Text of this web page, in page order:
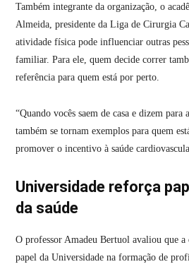
Também integrante da organização, o
Almeida, presidente da Liga de Cirurgia
atividade física pode influenciar outras
familiar. Para ele, quem decide correr
referência para quem está por perto.
“Quando vocês saem de casa e dizem
também se tornam exemplos para quem
promover o incentivo à saúde
Universidade reforça
da saúde
O professor Amadeu Bertuol avaliou que
papel da Universidade na formação de